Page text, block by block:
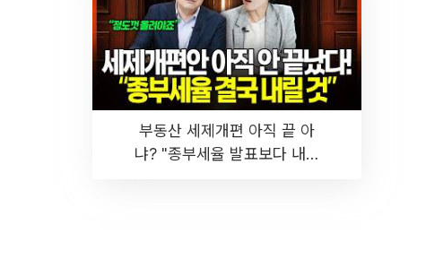
부동산 세제개편 아직 끝 아
냐? "종부세율 발표보다 내릴